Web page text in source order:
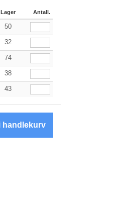
Lager Antall.
50
32
74
38
43